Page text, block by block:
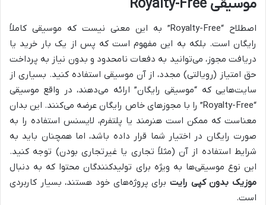
موسیقی Royalty-Free
اصطلاح “Royalty-Free” به این معنی نیست که موسیقی کاملاً
رایگان است. بلکه به این مفهوم است که پس از یک بار خرید یا
دریافت مجوز، می‌توانید به دفعات نامحدود و بدون نیاز به پرداخت
حق امتیاز (رویالتی) مجدد، از آن موسیقی استفاده کنید. بسیاری از
سایت‌هایی که “موسیقی رایگان” ارائه می‌دهند، در واقع موسیقی
“Royalty-Free” را با مجوزهای خاص رایگان عرضه می‌کنند. این بدان
معناست که ممکن است هنرمند یا پلتفرم، لایسنس استفاده را به
صورت رایگان در اختیار شما قرار داده باشد، اما همچنان باید به
شرایط استفاده از آن (مثلاً تجاری یا غیرتجاری بودن) توجه کنید.
این نوع موسیقی‌ها به ویژه برای تولیدکنندگان محتوا که به دنبال
موزیک بدون کپی رایت برای پروژه‌های خود هستند، بسیار کاربردی
است.